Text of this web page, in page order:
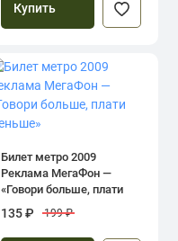
Купить
Билет метро 2009
Реклама МегаФон —
«Говори больше, плати
135 ₽ 199 ₽